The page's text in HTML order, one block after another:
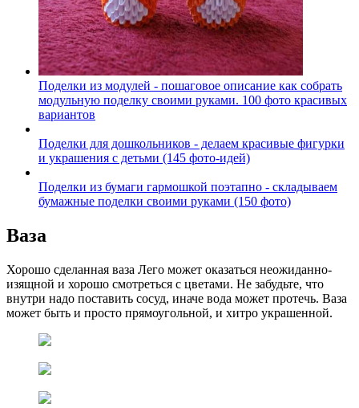
Поделки из модулей - пошаговое описание как собрать
модульную поделку своими руками. 100 фото красивых
вариантов
Поделки для дошкольников - делаем красивые фигурки
и украшения с детьми (145 фото-идей)
Поделки из бумаги гармошкой поэтапно - складываем
бумажные поделки своими руками (150 фото)
Ваза
Хорошо сделанная ваза Лего может оказаться неожиданно-
изящной и хорошо смотреться с цветами. Не забудьте, что
внутри надо поставить сосуд, иначе вода может протечь. Ваза
может быть и просто прямоугольной, и хитро украшенной.